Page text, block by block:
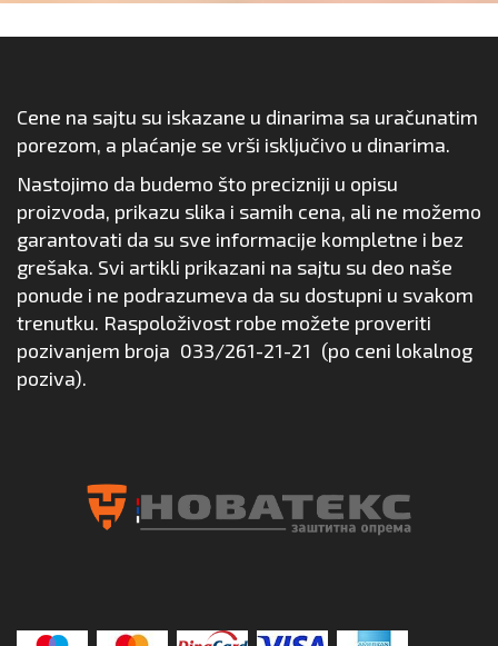
Cene na sajtu su iskazane u dinarima sa uračunatim
porezom, a plaćanje se vrši isključivo u dinarima.
Nastojimo da budemo što precizniji u opisu
proizvoda, prikazu slika i samih cena, ali ne možemo
garantovati da su sve informacije kompletne i bez
grešaka. Svi artikli prikazani na sajtu su deo naše
ponude i ne podrazumeva da su dostupni u svakom
trenutku. Raspoloživost robe možete proveriti
pozivanjem broja 033/261-21-21 (po ceni lokalnog
poziva).